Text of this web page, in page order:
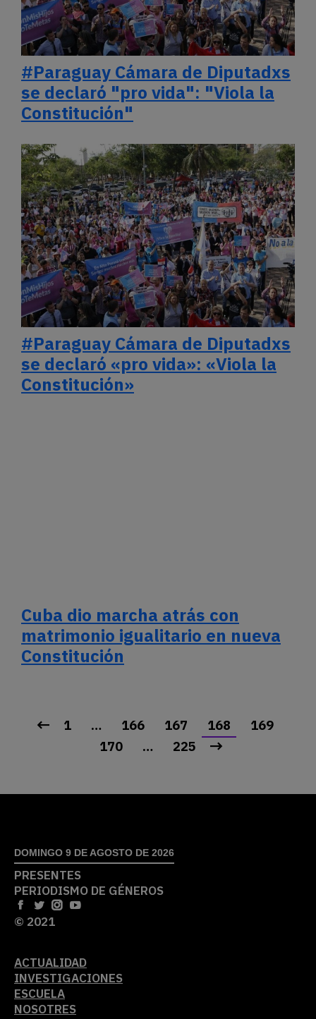
#Paraguay Cámara de Diputadxs
se declaró "pro vida": "Viola la
Constitución"
#Paraguay Cámara de Diputadxs
se declaró «pro vida»: «Viola la
Constitución»
Cuba dio marcha atrás con
matrimonio igualitario en nueva
Constitución
1 … 166 167 168
169
170
… 225
DOMINGO 9 DE AGOSTO DE 2026
PRESENTES
PERIODISMO DE GÉNEROS
© 2021
ACTUALIDAD
INVESTIGACIONES
ESCUELA
NOSOTRES